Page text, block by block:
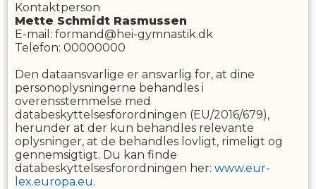
Kontaktperson
Mette Schmidt Rasmussen
E-mail : formand@hei-gymnastik.dk
Telefon: 00000000
Den dataansvarlige er ansvarlig for, at dine
personoplysningerne behandles i
overensstemmelse med
databeskyttelsesforordningen (EU/2016/679),
herunder at der kun behandles relevante
oplysninger, at de behandles lovligt, rimeligt og
gennemsigtigt. Du kan finde
databeskyttelsesforordningen her: www.eur-
lex.europa.eu.